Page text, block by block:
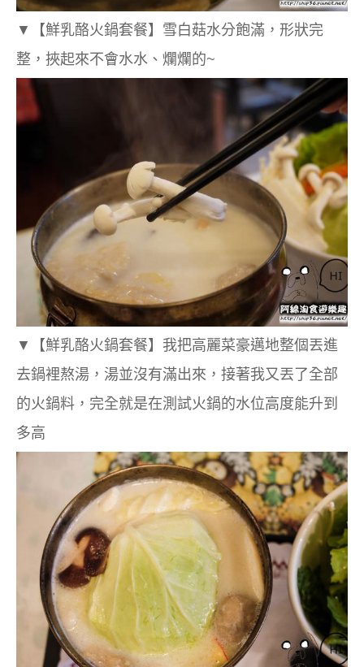
▼ 【鮮乳酪火鍋套餐】 雪白菇水分飽滿，形狀完
整，挾起來不會水水、爛爛的~
▼ 【鮮乳酪火鍋套餐】 我把高麗菜豪邁地整個丟進
去鍋裡熬湯，湯並沒有滿出來，接著我又丟了全部
的火鍋料，完全就是在測試火鍋的水位高度能升到
多高